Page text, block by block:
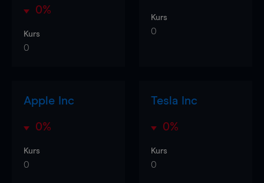
0%
Kurs
0
Kurs
0
Apple Inc
0%
Kurs
0
Tesla Inc
0%
Kurs
0